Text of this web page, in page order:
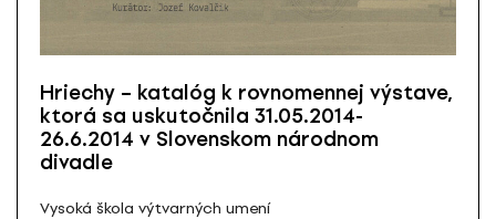
Hriechy – katalóg k rovnomennej výstave,
ktorá sa uskutočnila 31.05.2014-
26.6.2014 v Slovenskom národnom
divadle
Vysoká škola výtvarných umení